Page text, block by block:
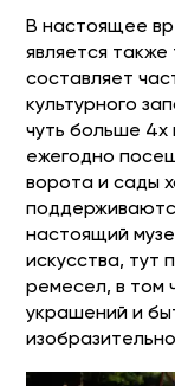
В настоящее
является
составляет
культурного
чуть больше 4х
ежегодно
ворота и сады
настоящий
искусства, тут
ремесел, в том
украшений и